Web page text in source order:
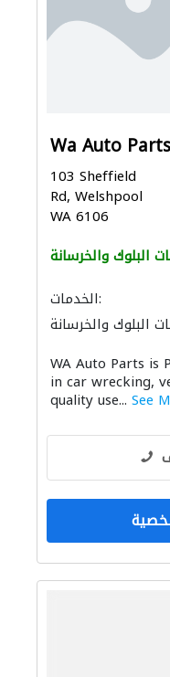
Wa Auto Parts
103 Sheffield
Rd, Welshpool
WA 6106
البلوك والخرسانة
الخدمات:
البلوك والخرسانة
WA Auto Parts is
in car wrecking,
quality use... See